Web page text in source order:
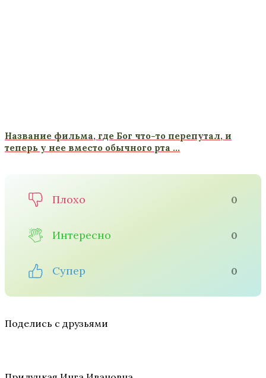
Название фильма, где Бог что-то перепутал, и
теперь у нее вместо обычного рта …
Плохо 0
Интересно 0
Супер 0
Поделись с друзьями